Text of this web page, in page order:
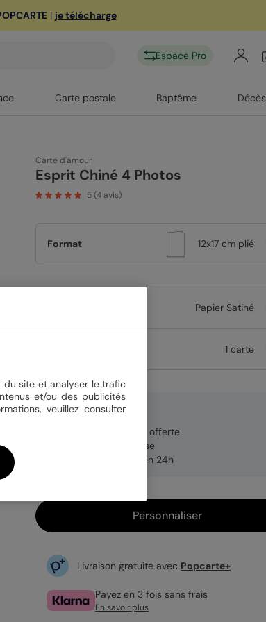
| je télécharge
Espace Pro
Carte postale Baptême Décès
Carte d'amour
Esprit Chiné 4 Photos
5(4 avis)
Format 12x17 cm plié
Papier Satiné
1 carte
3,99 €
Enveloppe blanche offerte
Fabrication française
Expédition rapide en 24h
Personnaliser
Livraison gratuite avec Popcarte+
Payez en 3 fois sans frais
En savoir plus
du site et analyser le trafic
et/ou des publicités
veuillez consulter